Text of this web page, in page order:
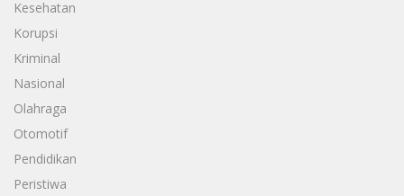
Kesehatan
Korupsi
Kriminal
Nasional
Olahraga
Otomotif
Pendidikan
Peristiwa